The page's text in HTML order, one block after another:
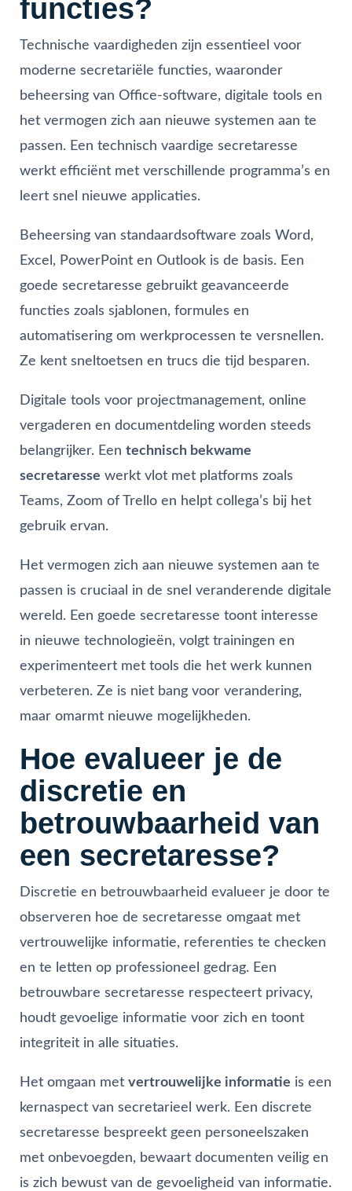
functies?
Technische vaardigheden zijn essentieel voor
moderne secretariële functies, waaronder
beheersing van Office-software, digitale tools en
het vermogen zich aan nieuwe systemen aan te
passen. Een technisch vaardige secretaresse
werkt efficiënt met verschillende programma’s en
leert snel nieuwe applicaties.
Beheersing van standaardsoftware zoals Word,
Excel, PowerPoint en Outlook is de basis. Een
goede secretaresse gebruikt geavanceerde
functies zoals sjablonen, formules en
automatisering om werkprocessen te versnellen.
Ze kent sneltoetsen en trucs die tijd besparen.
Digitale tools voor projectmanagement, online
vergaderen en documentdeling worden steeds
belangrijker. Een technisch bekwame
secretaresse werkt vlot met platforms zoals
Teams, Zoom of Trello en helpt collega’s bij het
gebruik ervan.
Het vermogen zich aan nieuwe systemen aan te
passen is cruciaal in de snel veranderende digitale
wereld. Een goede secretaresse toont interesse
in nieuwe technologieën, volgt trainingen en
experimenteert met tools die het werk kunnen
verbeteren. Ze is niet bang voor verandering,
maar omarmt nieuwe mogelijkheden.
Hoe evalueer je de
discretie en
betrouwbaarheid van
een secretaresse?
Discretie en betrouwbaarheid evalueer je door te
observeren hoe de secretaresse omgaat met
vertrouwelijke informatie, referenties te checken
en te letten op professioneel gedrag. Een
betrouwbare secretaresse respecteert privacy,
houdt gevoelige informatie voor zich en toont
integriteit in alle situaties.
Het omgaan met vertrouwelijke informatie is een
kernaspect van secretarieel werk. Een discrete
secretaresse bespreekt geen personeelszaken
met onbevoegden, bewaart documenten veilig en
is zich bewust van de gevoeligheid van informatie.